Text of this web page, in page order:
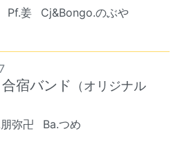
Pf.姜
Cj&Bongo.のぶや
宿バンド （オリジナル
弥卍
Ba.つめ